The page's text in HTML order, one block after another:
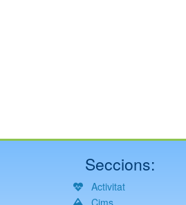
Seccions:
Activitat
Cims